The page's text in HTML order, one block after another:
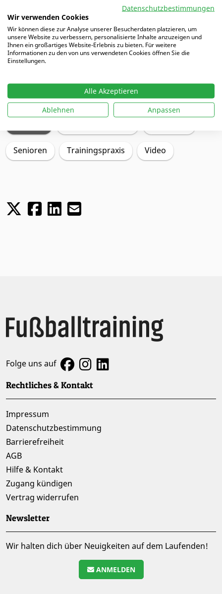
Fußballtraining oder Fußballtraining JUNIOR?
Dann haben wir ein besonderes Angebot für dich.
MEHR DAZU
Senioren Trainingspraxis Video
Folge uns auf
Rechtliches & Kontakt
Impressum
Datenschutzbestimmung
Barrierefreiheit
AGB
Hilfe & Kontakt
Zugang kündigen
Vertrag widerrufen
Newsletter
Wir halten dich über Neuigkeiten auf dem Laufenden!
ANMELDEN
Datenschutzbestimmungen
Wir verwenden Cookies
Wir können diese zur Analyse unserer Besucherdaten platzieren, um
unsere Website zu verbessern, personalisierte Inhalte anzuzeigen und
Ihnen ein großartiges Website-Erlebnis zu bieten. Für weitere
Informationen zu den von uns verwendeten Cookies öffnen Sie die
Einstellungen.
Alle Akzeptieren
Ablehnen
Anpassen